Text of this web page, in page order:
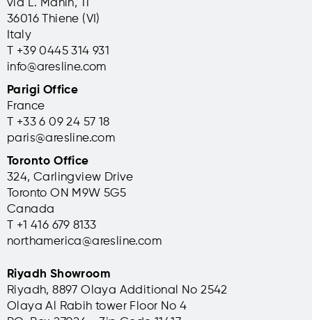
via L. Manin, 11
36016 Thiene (VI)
Italy
T +39 0445 314 931
info@aresline.com
Parigi Office
France
T +33 6 09 24 57 18
paris@aresline.com
Toronto Office
324, Carlingview Drive
Toronto ON M9W 5G5
Canada
T +1 416 679 8133
northamerica@aresline.com
Riyadh Showroom
Riyadh, 8897 Olaya Additional No 2542
Olaya Al Rabih tower Floor No 4